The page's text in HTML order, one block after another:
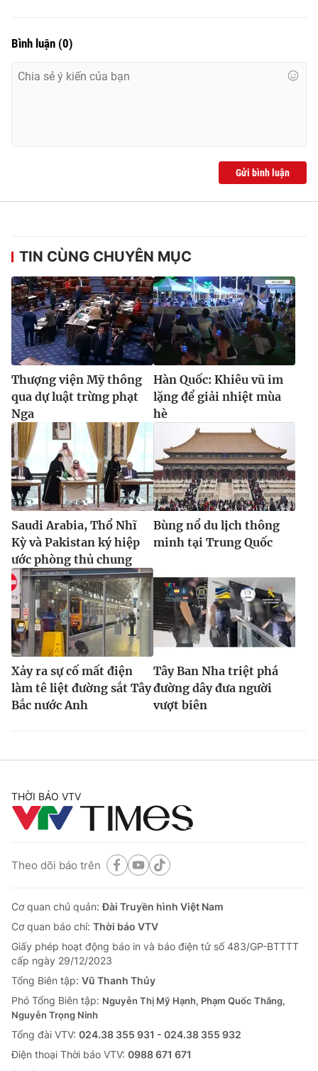
Bình luận (0)
Gửi bình luận
TIN CÙNG CHUYÊN MỤC
Thượng viện Mỹ thông
qua dự luật trừng phạt
Nga
Hàn Quốc: Khiêu vũ im
lặng để giải nhiệt mùa
hè
Saudi Arabia, Thổ Nhĩ
Kỳ và Pakistan ký hiệp
ước phòng thủ chung
Bùng nổ du lịch thông
minh tại Trung Quốc
Xảy ra sự cố mất điện
làm tê liệt đường sắt Tây
Bắc nước Anh
Tây Ban Nha triệt phá
đường dây đưa người
vượt biên
THỜI BÁO VTV
Theo dõi báo trên
Cơ quan chủ quản:Đài Truyền hình Việt Nam
Cơ quan báo chí: Thời báo VTV
Giấy phép hoạt động báo in và báo điện tử số 483/GP-BTTTT
cấp ngày 29/12/2023
Tổng Biên tập: Vũ Thanh Thủy
Phó Tổng Biên tập: Nguyễn Thị Mỹ Hạnh, Phạm Quốc Thắng,
Nguyễn Trọng Ninh
Tổng đài VTV: 024.38 355 931 - 024.38 355 932
Ðiện thoại Thời báo VTV: 0988 671 671